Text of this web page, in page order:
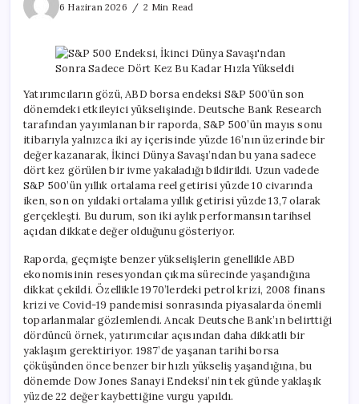
6 Haziran 2026
2 Min Read
Dünya
Savaşı’ndan
Sonra
Sadece
Dört
Kez
Bu
Kadar
Hızla
Yükseldi
için
Yatırımcıların gözü, ABD borsa endeksi S&P 500’ün son
dönemdeki etkileyici yükselişinde. Deutsche Bank Research
tarafından yayımlanan bir raporda, S&P 500’ün mayıs sonu
itibarıyla yalnızca iki ay içerisinde yüzde 16’nın üzerinde bir
değer kazanarak, İkinci Dünya Savaşı’ndan bu yana sadece
dört kez görülen bir ivme yakaladığı bildirildi. Uzun vadede
S&P 500’ün yıllık ortalama reel getirisi yüzde 10 civarında
iken, son on yıldaki ortalama yıllık getirisi yüzde 13,7 olarak
gerçekleşti. Bu durum, son iki aylık performansın tarihsel
açıdan dikkate değer olduğunu gösteriyor.
Raporda, geçmişte benzer yükselişlerin genellikle ABD
ekonomisinin resesyondan çıkma sürecinde yaşandığına
dikkat çekildi. Özellikle 1970’lerdeki petrol krizi, 2008 finans
krizi ve Covid-19 pandemisi sonrasında piyasalarda önemli
toparlanmalar gözlemlendi. Ancak Deutsche Bank’ın belirttiği
dördüncü örnek, yatırımcılar açısından daha dikkatli bir
yaklaşım gerektiriyor. 1987’de yaşanan tarihi borsa
çöküşünden önce benzer bir hızlı yükseliş yaşandığına, bu
dönemde Dow Jones Sanayi Endeksi’nin tek günde yaklaşık
yüzde 22 değer kaybettiğine vurgu yapıldı.